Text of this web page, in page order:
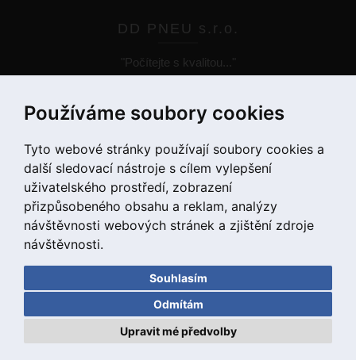
Používáme soubory cookies
Tyto webové stránky používají soubory cookies a
další sledovací nástroje s cílem vylepšení
uživatelského prostředí, zobrazení
přizpůsobeného obsahu a reklam, analýzy
návštěvnosti webových stránek a zjištění zdroje
návštěvnosti.
Souhlasím
Odmítám
Upravit mé předvolby
DD PNEU s.r.o.
"Počítejte s kvalitou..."
+420 775 55 66 99